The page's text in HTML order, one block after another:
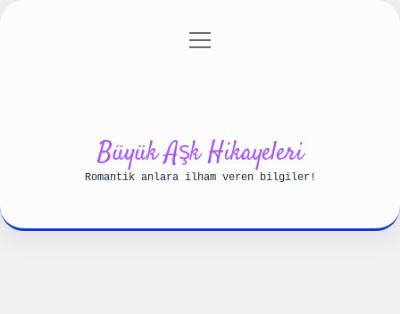
Gizlilik Politikası
menüyü
Büyük Aşk Hikayeleri
Romantik anlara ilham veren bilgiler!